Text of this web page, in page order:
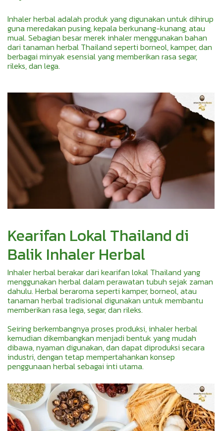
Inhaler herbal adalah produk yang digunakan untuk dihirup
guna meredakan pusing, kepala berkunang-kunang, atau
mual. Sebagian besar merek inhaler menggunakan bahan
dari tanaman herbal Thailand seperti borneol, kamper, dan
berbagai minyak esensial yang memberikan rasa segar,
rileks, dan lega.
Kearifan Lokal Thailand di
Balik Inhaler Herbal
Inhaler herbal berakar dari kearifan lokal Thailand yang
menggunakan herbal dalam perawatan tubuh sejak zaman
dahulu. Herbal beraroma seperti kamper, borneol, atau
tanaman herbal tradisional digunakan untuk membantu
memberikan rasa lega, segar, dan rileks.
Seiring berkembangnya proses produksi, inhaler herbal
kemudian dikembangkan menjadi bentuk yang mudah
dibawa, nyaman digunakan, dan dapat diproduksi secara
industri, dengan tetap mempertahankan konsep
penggunaan herbal sebagai inti utama.